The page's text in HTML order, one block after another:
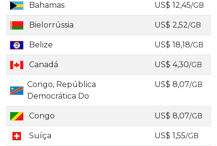
Bahamas US$ 12,45/GB
Bielorrússia US$ 2,52/GB
Belize US$ 18,18/GB
Canadá US$ 4,30/GB
Congo, República
Democrática Do
US$ 8,07/GB
Congo US$ 8,07/GB
Suíça US$ 1,55/GB